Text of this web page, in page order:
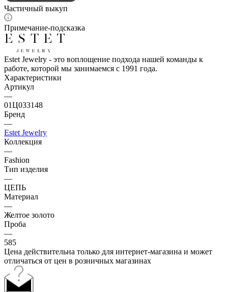
Частичный выкуп
Примечание-подсказка
Estet Jewelry - это воплощение подхода нашей команды к
работе, которой мы занимаемся с 1991 года.
Характеристики
Артикул
—
01Ц033148
Бренд
—
Estet Jewelry
Коллекция
—
Fashion
Тип изделия
—
ЦЕПЬ
Материал
—
Желтое золото
Проба
—
585
Цена действительна только для интернет-магазина и может
отличаться от цен в розничных магазинах